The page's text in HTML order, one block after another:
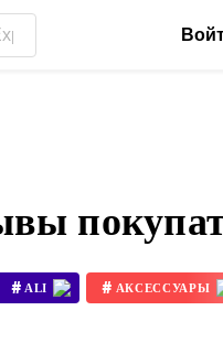
# ALI # АКСЕССУАРЫ